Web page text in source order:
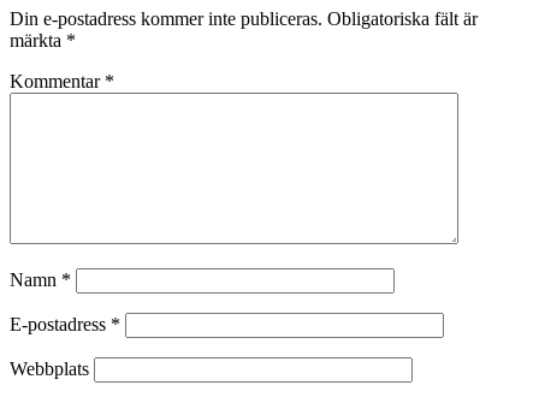
Din e-postadress kommer inte publiceras. Obligatoriska fält är
märkta *
Kommentar *
Namn *
E-postadress *
Webbplats